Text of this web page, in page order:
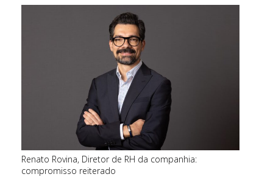
Renato Rovina, Diretor de RH da companhia:
compromisso reiterado